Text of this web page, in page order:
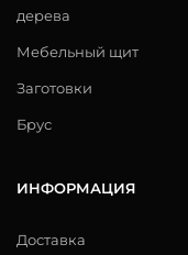
дерева
Мебельный щит
Заготовки
Брус
ИНФОРМАЦИЯ
Доставка